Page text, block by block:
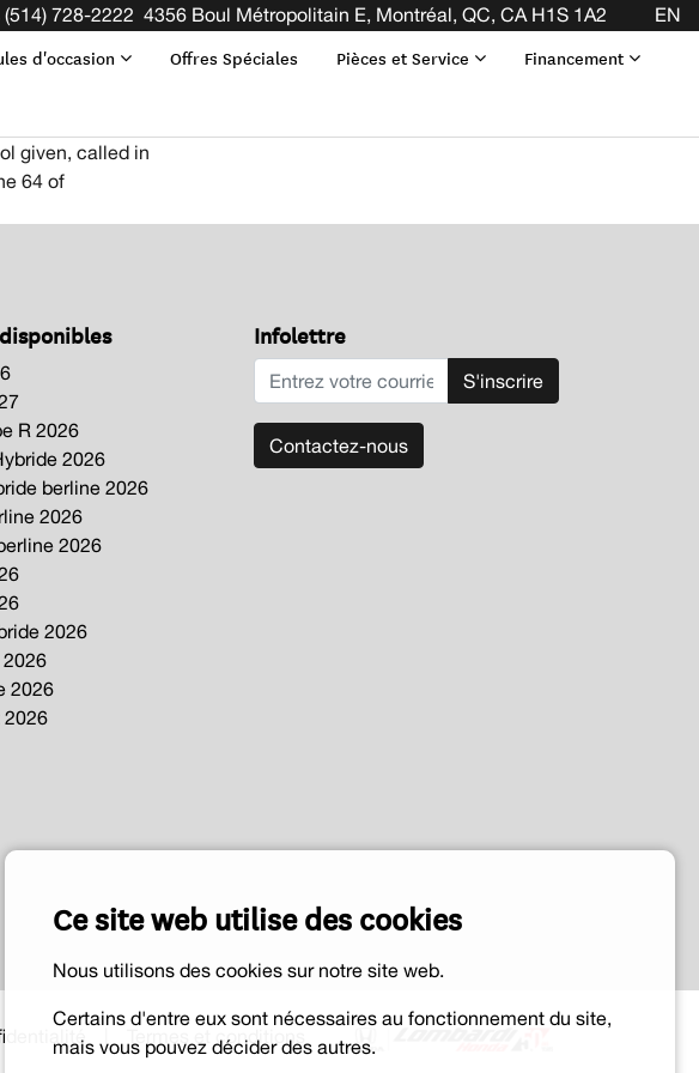
LA MARQUE AVANT LA FIN DE VOTRE BAIL ! CLIQUEZ ICI
(514) 728-2222 4356 Boul Métropolitain E, Montréal, QC, CA H1S 1A2 EN
d'occasion Offres Spéciales Pièces et Service Financement
given, called in
64 of
R 2026
2026
berline 2026
2026
2026
2026
2026
2026
2026
Infolettre
S'inscrire
Contactez-nous
Termes et conditions
Ce site web utilise des cookies
Nous utilisons des cookies sur notre site web.
Certains d'entre eux sont nécessaires au fonctionnement du site,
mais vous pouvez décider des autres.